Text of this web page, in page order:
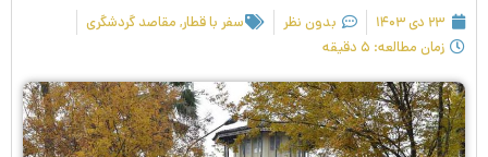
۲۳ دی ۱۴۰۳ بدون نظر سفر با قطار, مقاصد گردشگری
زمان مطالعه: ۵ دقیقه